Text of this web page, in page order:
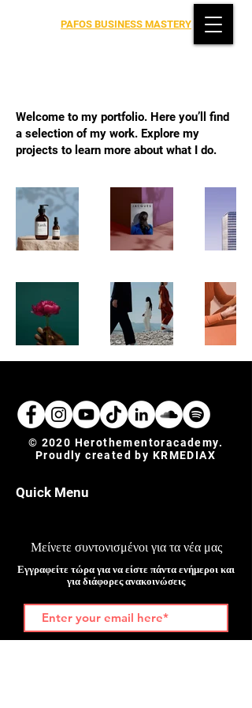
PAFOS BUSINESS MASTERY
Welcome to my portfolio. Here you’ll find
a selection of my work. Explore my
projects to learn more about what I do.
© 2020 Herothementoracademy.
Proudly created by KRMEDIAX
Quick Menu
Μείνετε συντονισμένοι για τα νέα μας
Εγγραφείτε τώρα για να είστε πάντα ενήμεροι και
για διάφορες ανακοινώσεις